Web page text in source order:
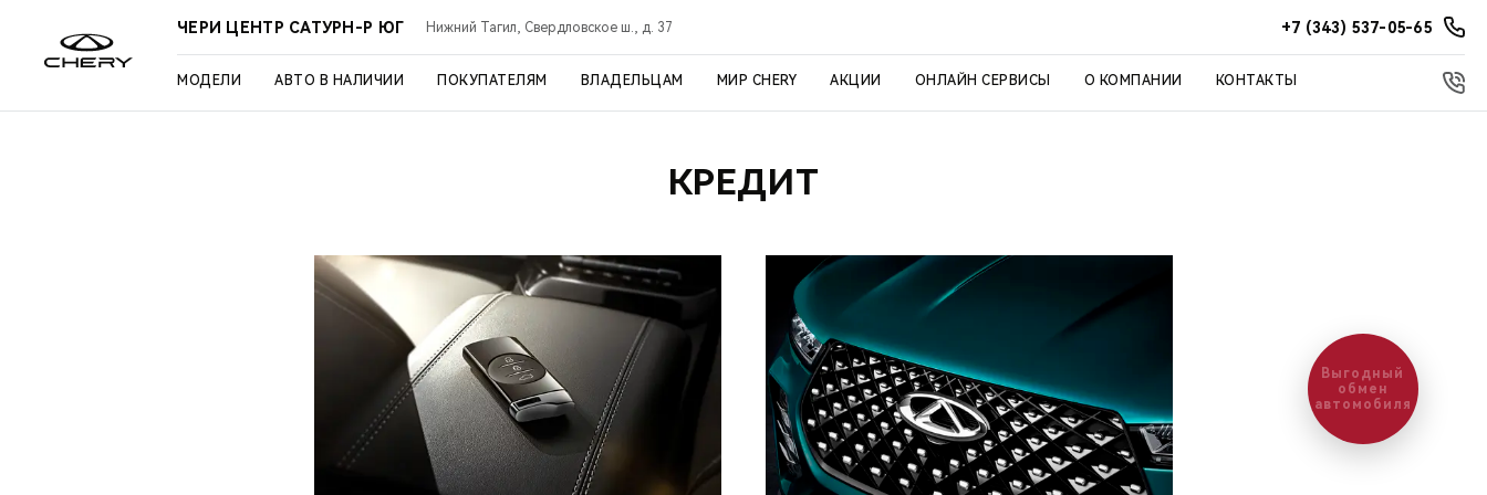
ЧЕРИ ЦЕНТР САТУРН-Р ЮГ Нижний Тагил, Свердловское ш., д. 37 +7 (343) 537-05-65
МОДЕЛИ АВТО В НАЛИЧИИ ПОКУПАТЕЛЯМ ВЛАДЕЛЬЦАМ МИР CHERY АКЦИИ ОНЛАЙН СЕРВИСЫ О КОМПАНИИ КОНТАКТЫ
КРЕДИТ
Выгодный
обмен
автомобиля